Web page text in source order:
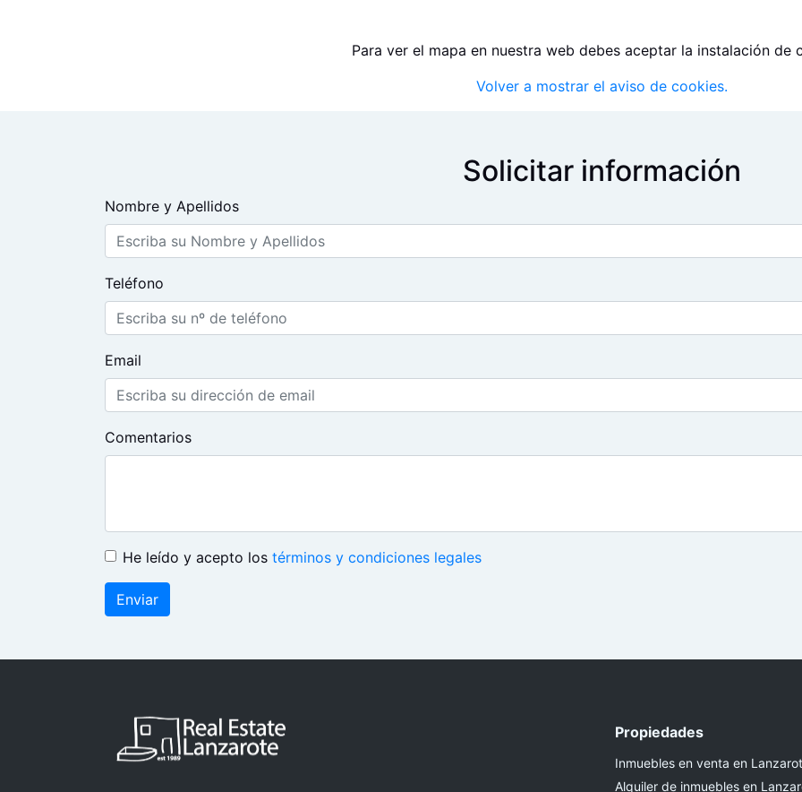
Para ver el mapa en nuestra web debes aceptar la instalación de
Volver a mostrar el aviso de cookies.
Solicitar información
Nombre y Apellidos
Teléfono
Email
Comentarios
He leído y acepto los términos y condiciones legales
Enviar
Propiedades
Inmuebles en venta en
Alquiler de inmuebles en